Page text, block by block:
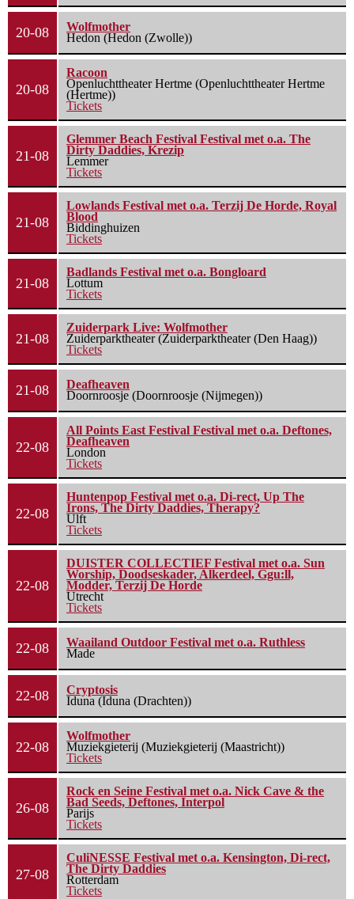
20-08
Wolfmother
Hedon (Hedon (Zwolle))
20-08
Racoon
Openluchttheater Hertme (Openluchttheater Hertme
(Hertme))
Tickets
21-08
Glemmer Beach Festival Festival met o.a. The
Dirty Daddies, Krezip
Lemmer
Tickets
21-08
Lowlands Festival met o.a. Terzij De Horde, Royal
Blood
Biddinghuizen
Tickets
21-08
Badlands Festival met o.a. Bongloard
Lottum
Tickets
21-08
Zuiderpark Live: Wolfmother
Zuiderparktheater (Zuiderparktheater (Den Haag))
Tickets
21-08
Deafheaven
Doornroosje (Doornroosje (Nijmegen))
22-08
All Points East Festival Festival met o.a. Deftones,
Deafheaven
London
Tickets
22-08
Huntenpop Festival met o.a. Di-rect, Up The
Irons, The Dirty Daddies, Therapy?
Ulft
Tickets
22-08
DUISTER COLLECTIEF Festival met o.a. Sun
Worship, Doodseskader, Alkerdeel, Ggu:ll,
Modder, Terzij De Horde
Utrecht
Tickets
22-08
Waailand Outdoor Festival met o.a. Ruthless
Made
22-08
Cryptosis
Iduna (Iduna (Drachten))
22-08
Wolfmother
Muziekgieterij (Muziekgieterij (Maastricht))
Tickets
26-08
Rock en Seine Festival met o.a. Nick Cave & the
Bad Seeds, Deftones, Interpol
Parijs
Tickets
27-08
CuliNESSE Festival met o.a. Kensington, Di-rect,
The Dirty Daddies
Rotterdam
Tickets